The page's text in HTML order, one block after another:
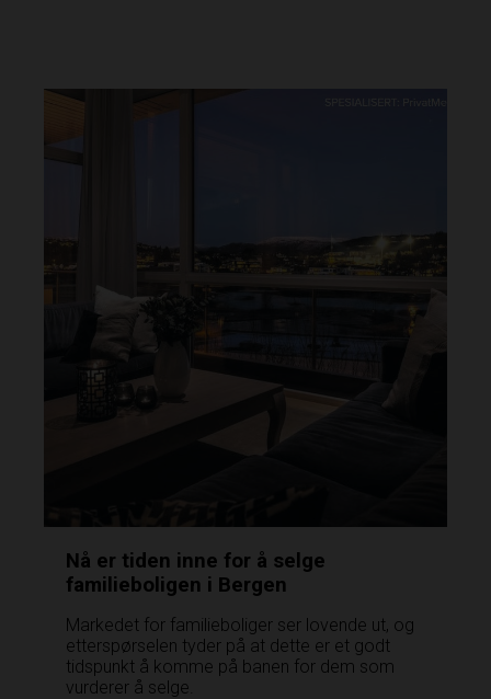
Nå er tiden inne for å selge
familieboligen i Bergen
Markedet for familieboliger ser lovende ut, og
etterspørselen tyder på at dette er et godt
tidspunkt å komme på banen for dem som
vurderer å selge.